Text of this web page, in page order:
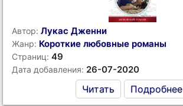
Автор: Лукас Дженни
Жанр: Короткие любовные романы
Страниц: 49
Дата добавления: 26-07-2020
Читать Подробнее